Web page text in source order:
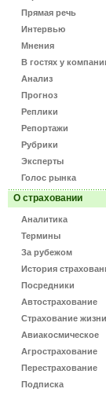
Прямая речь
Интервью
Мнения
В гостях у
Анализ
Прогноз
Реплики
Репортажи
Рубрики
Эксперты
Голос рынка
О страховании
Аналитика
Термины
За рубежом
История
Посредники
Автострахование
Страхование жизни
Авиакосмическое
Агрострахование
Перестрахование
Подписка